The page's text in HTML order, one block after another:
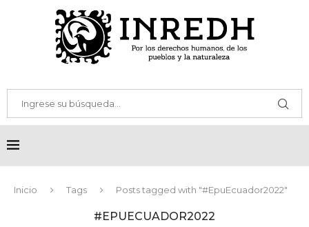
Inicio Tags Posts tagged with "#EpuEcuador2022"
#EPUECUADOR2022